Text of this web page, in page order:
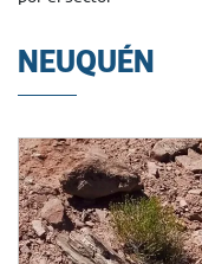
NEUQUÉN